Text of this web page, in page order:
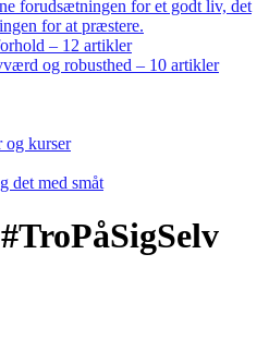
forudsætningen for et godt liv, det
for at præstere.
– 12 artikler
og robusthed – 10 artikler
og kurser
det med småt